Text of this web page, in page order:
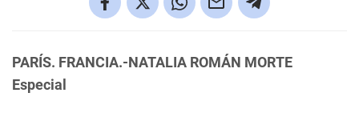
PARÍS. FRANCIA.-NATALIA ROMÁN MORTE
Especial